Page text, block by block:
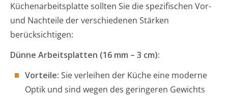
Küchenarbeitsplatte sollten Sie die spezifischen Vor-
und Nachteile der verschiedenen Stärken
berücksichtigen:
Dünne Arbeitsplatten (16 mm – 3 cm):
Vorteile: Sie verleihen der Küche eine moderne
Optik und sind wegen des geringeren Gewichts